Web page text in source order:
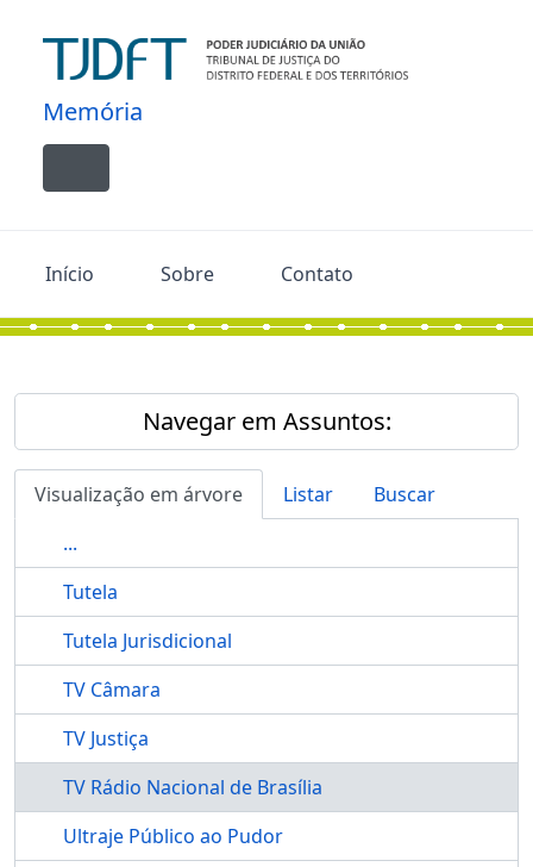
Memória
Toggle navigation
Início Sobre Contato
Navegar em Assuntos:
Visualização em árvore Listar
Buscar
...
Tutela
Tutela Jurisdicional
TV Câmara
TV Justiça
TV Rádio Nacional de Brasília
Ultraje Público ao Pudor